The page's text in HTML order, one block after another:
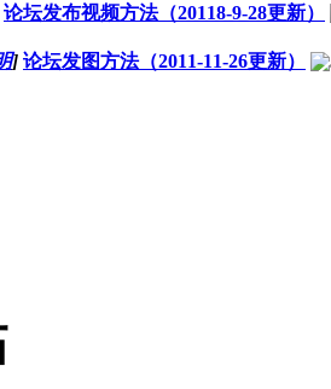
论坛发布视频方法（20118-9-28更新）
] 论坛发图方法（2011-11-26更新）